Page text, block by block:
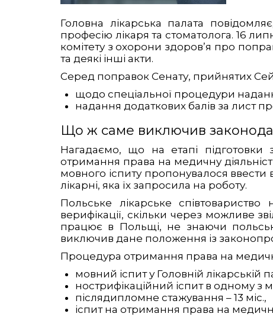
Головна лікарська палата
професію лікаря та стоматолога. 16
комітету з охорони здоров’я про
та деякі інші акти.
Серед поправок Сенату, прийнятих
щодо спеціальної процедури
надання додаткових балів за лист
Що ж саме виключив
Нагадаємо, що на етапі підготовки
отримання права на медичну
мовного іспиту пропонувалося ввести
лікарні, яка їх запросила на роботу.
Польське лікарське
верифікації, скільки через можливе
працює в Польщі, не знаючи
виключив дане положення із
Процедура отримання права на
мовний іспит у Головній лікарській
нострифікаційний іспит в одному з
післядипломне стажування – 13 міс.,
іспит на отримання права на